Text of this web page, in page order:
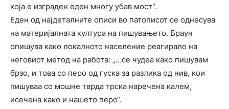
која е изграден еден многу убав мост“.
Еден од најдеталните описи во патописот се однесува
на материјалната култура на пишувањето. Браун
опишува како локалното население реагирало на
неговиот метод на работа: „…се чудеа како пишувам
брзо, и това со перо од гуска за разлика од нив, кои
пишуваа со мошне тврда трска наречена калем,
исечена како и нашето перо“.